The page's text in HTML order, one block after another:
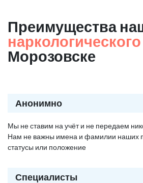
Преимущества
наркологического
Морозовске
Анонимно
Мы не ставим на учёт и не передаем
Нам не важны имена и фамилии наших
статусы или положение
Специалисты